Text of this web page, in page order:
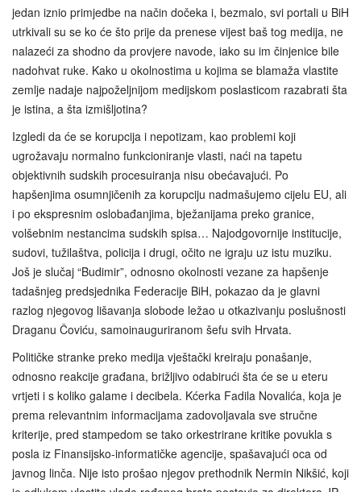
jedan iznio primjedbe na način dočeka i, bezmalo, svi portali u BiH
utrkivali su se ko će što prije da prenese vijest baš tog medija, ne
nalazeći za shodno da provjere navode, iako su im činjenice bile
nadohvat ruke. Kako u okolnostima u kojima se blamaža vlastite
zemlje nadaje najpoželjnijom medijskom poslasticom razabrati šta
je istina, a šta izmišljotina?
Izgledi da će se korupcija i nepotizam, kao problemi koji
ugrožavaju normalno funkcioniranje vlasti, naći na tapetu
objektivnih sudskih procesuiranja nisu obećavajući. Po
hapšenjima osumnjičenih za korupciju nadmašujemo cijelu EU, ali
i po ekspresnim oslobađanjima, bježanijama preko granice,
volšebnim nestancima sudskih spisa… Najodgovornije institucije,
sudovi, tužilaštva, policija i drugi, očito ne igraju uz istu muziku.
Još je slučaj “Budimir”, odnosno okolnosti vezane za hapšenje
tadašnjeg predsjednika Federacije BiH, pokazao da je glavni
razlog njegovog lišavanja slobode ležao u otkazivanju poslušnosti
Draganu Čoviću, samoinauguriranom šefu svih Hrvata.
Političke stranke preko medija vještački kreiraju ponašanje,
odnosno reakcije građana, brižljivo odabirući šta će se u eteru
vrtjeti i s koliko galame i decibela. Kćerka Fadila Novalića, koja je
prema relevantnim informacijama zadovoljavala sve stručne
kriterije, pred stampedom se tako orkestrirane kritike povukla s
posla iz Finansijsko-informatičke agencije, spašavajući oca od
javnog linča. Nije isto prošao njegov prethodnik Nermin Nikšić, koji